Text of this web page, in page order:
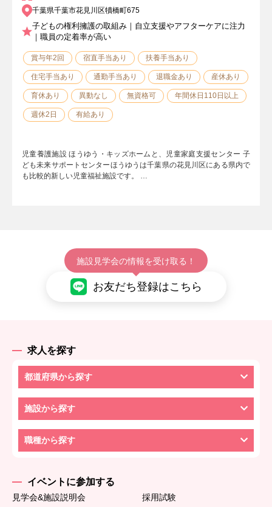
千葉県千葉市花見川区犢橋町675
子どもの権利擁護の取組み｜自立支援やアフターケアに注力
｜職員の定着率が高い
賞与年2回 宿直手当あり 扶養手当あり
住宅手当あり 通勤手当あり 退職金あり 産休あり
育休あり 異動なし 無資格可 年間休日110日以上
週休2日 有給あり
児童養護施設 ほうゆう・キッズホームと、児童家庭支援センター 子
ども未来サポートセンターほうゆうは千葉県の花見川区にある県内で
も比較的新しい児童福祉施設です。 …
施設見学会の情報を受け取る！
お友だち登録はこちら
求人を探す
都道府県から探す
施設から探す
職種から探す
イベントに参加する
見学会&施設説明会
採用試験